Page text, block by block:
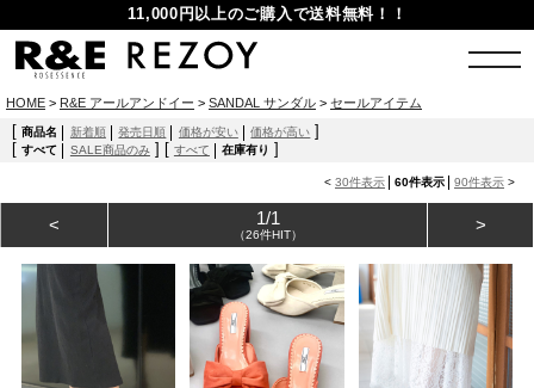
11,000円以上のご購入で送料無料！！
HOME > R&E アールアンドイー > SANDAL サンダル > セールアイテム
[商品名 新着順 発売日順 価格が安い 価格が高い ]
[すべて SALE商品のみ ] [ すべて 在庫有り ]
< 30件表示 60件表示 90件表示 >
< 1/1
（26件HIT） >